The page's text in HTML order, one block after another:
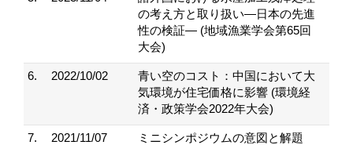
の考え方と取り扱い―日本の先進
性の検証― (地域漁業学会第65回
大会)
6. 2022/10/02
青い空のコスト：中国において大
気環境が住宅価格に影響 (環境経
済・政策学会2022年大会)
7. 2021/11/07
ミニシンポジウムの意図と解題